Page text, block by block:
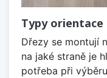
Typy orientace
Dřezy se montují
na jaké straně je
potřeba při